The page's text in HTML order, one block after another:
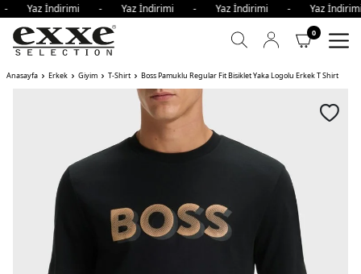
Yaz İndirimi - Yaz İndirimi - Yaz İndirimi - Yaz
0
Anasayfa Erkek Giyim T-Shirt Boss Pamuklu Regular Fit Bisiklet Yaka Logolu Erkek T Shirt